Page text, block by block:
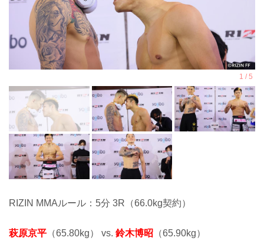
RIZIN MMAルール：5分 3R（66.0kg契約）
萩原京平 （65.80kg） vs. 鈴木博昭 （65.90kg）